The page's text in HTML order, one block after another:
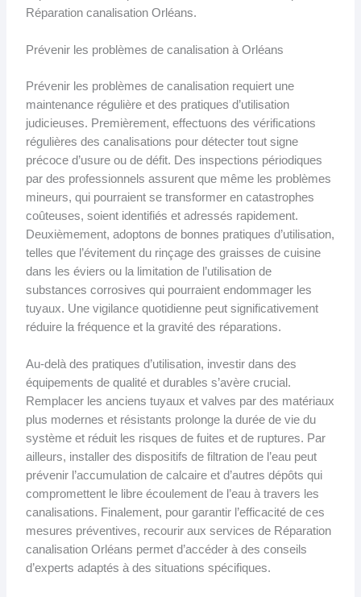
Réparation canalisation Orléans.
Prévenir les problèmes de canalisation à Orléans
Prévenir les problèmes de canalisation requiert une
maintenance régulière et des pratiques d’utilisation
judicieuses. Premièrement, effectuons des vérifications
régulières des canalisations pour détecter tout signe
précoce d’usure ou de défit. Des inspections périodiques
par des professionnels assurent que même les problèmes
mineurs, qui pourraient se transformer en catastrophes
coûteuses, soient identifiés et adressés rapidement.
Deuxièmement, adoptons de bonnes pratiques d’utilisation,
telles que l’évitement du rinçage des graisses de cuisine
dans les éviers ou la limitation de l’utilisation de
substances corrosives qui pourraient endommager les
tuyaux. Une vigilance quotidienne peut significativement
réduire la fréquence et la gravité des réparations.
Au-delà des pratiques d’utilisation, investir dans des
équipements de qualité et durables s’avère crucial.
Remplacer les anciens tuyaux et valves par des matériaux
plus modernes et résistants prolonge la durée de vie du
système et réduit les risques de fuites et de ruptures. Par
ailleurs, installer des dispositifs de filtration de l’eau peut
prévenir l’accumulation de calcaire et d’autres dépôts qui
compromettent le libre écoulement de l’eau à travers les
canalisations. Finalement, pour garantir l’efficacité de ces
mesures préventives, recourir aux services de Réparation
canalisation Orléans permet d’accéder à des conseils
d’experts adaptés à des situations spécifiques.